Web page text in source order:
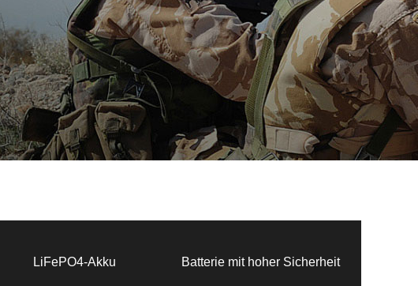
LiFePO4-Akku Batterie mit hoher Sicherheit